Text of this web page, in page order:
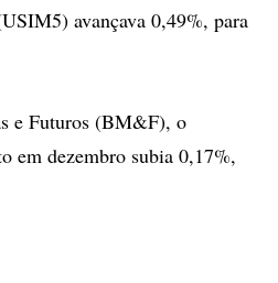
avançava 0,49%, para
e Futuros (BM&F), o
em dezembro subia 0,17%,